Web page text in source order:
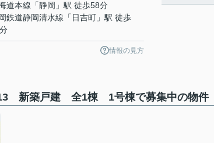
道本線 「静岡 」駅 徒歩58分
鉄道静岡清水線 「 日吉町 」駅 徒歩
情報の見方
新築戸建 全1棟 1号棟で募集中の物件